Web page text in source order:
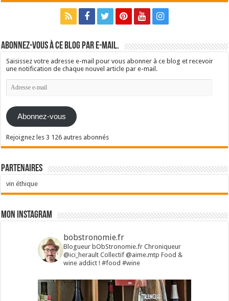
Abonnez-vous à ce blog par e-mail.
Saisissez votre adresse e-mail pour vous abonner à ce blog et recevoir
une notification de chaque nouvel article par e-mail.
Adresse
e-
Abonnez-vous
Rejoignez les 3 126 autres abonnés
Partenaires
vin éthique
Mon Instagram
bobstronomie.fr
Blogueur bObStronomie.fr Chroniqueur
@ici_heraultCollectif @aime.mtp Food &
wine addict !#food #wine